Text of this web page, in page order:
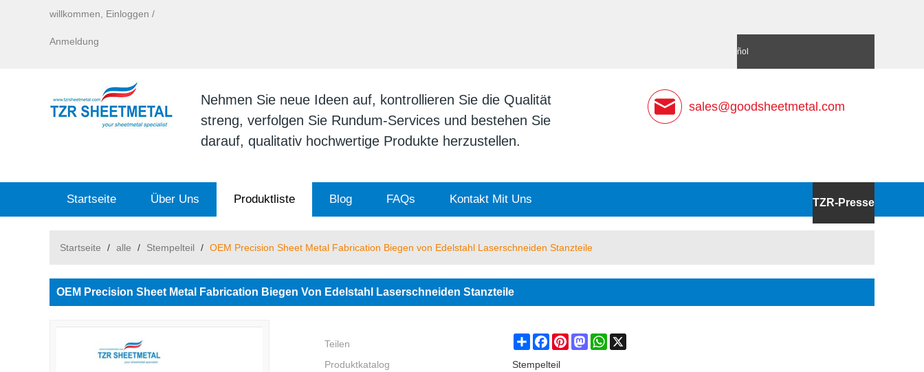
willkommen, Einloggen /
Anmeldung
Español
Nehmen Sie neue Ideen auf, kontrollieren Sie die Qualität
streng, verfolgen Sie Rundum-Services und bestehen Sie
darauf, qualitativ hochwertige Produkte herzustellen.
sales@goodsheetmetal.com
Startseite Über Uns Produktliste Blog FAQs Kontakt Mit Uns TZR-Presse
Startseite / alle / Stempelteil / OEM Precision Sheet Metal Fabrication Biegen von Edelstahl Laserschneiden Stanzteile
OEM Precision Sheet Metal Fabrication Biegen Von Edelstahl Laserschneiden Stanzteile
Teilen ShareFacebookPinterestMastodonWhatsApp
Produktkatalog
Stempelteil